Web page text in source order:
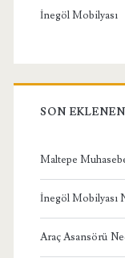
İnegöl Mobilyası
SON
Maltepe
İnegöl Mobilyası
Araç Asansörü